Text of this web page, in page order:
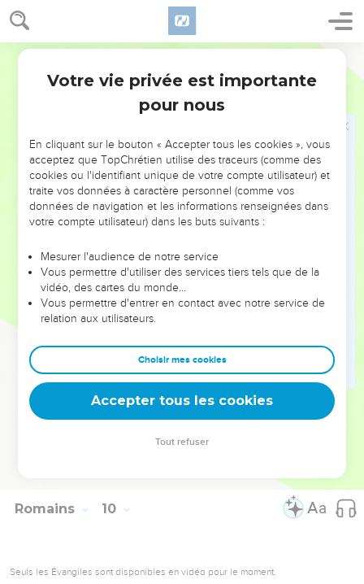
Romains 9
ἀριθμὸς τῶν υἱῶν Ἰσραὴλ ὡς ἡ ἄμμος τῆς θαλάσσης,
τὸ ὑπόλειμμα σωθήσεται·
28
ἐπὶ τῆς γῆς.
καὶ καθὼς προείρηκεν Ἠσαΐας· Εἰ μὴ κύριος
ἐγενήθημεν καὶ ὡς Γόμορρα ἂν ὡμοιώθημεν.
Israël et le salut par la foi
Τί οὖν ἐροῦμεν; ὅτι ἔθνη τὰ μὴ διώκοντα
δικαιοσύνην κατέλαβεν δικαιοσύνην, δικαιοσύνην δὲ
τὴν ἐκ πίστεως·
Ἰσραὴλ δὲ διώκων νόμον δικαιοσύνης εἰς νόμον οὐκ
ἔφθασεν.
διὰ τί; ὅτι οὐκ ἐκ πίστεως ἀλλ’ ὡς ἐξ ἔργων·
καθὼς γέγραπται· Ἰδοὺ τίθημι ἐν Σιὼν λίθον
προσκόμματος καὶ πέτραν σκανδάλου, καὶ ὁ
πιστεύων ἐπ’ αὐτῷ οὐ καταισχυνθήσεται.
Hébreu : © Westminster Leningrad Codex - tanach.us --- Grec : © 2010 by the
Romains 10
Seuls les Évangiles sont disponibles en vidéo pour le moment.
Votre vie privée est importante
pour nous
En cliquant sur le bouton « Accepter tous les cookies », vous
acceptez que TopChrétien utilise des traceurs (comme des
cookies ou l'identifiant unique de votre compte utilisateur) et
traite vos données à caractère personnel (comme vos
données de navigation et les informations renseignées dans
votre compte utilisateur) dans les buts suivants :
Mesurer l'audience de notre service
Vous permettre d'utiliser des services tiers tels que de la
vidéo, des cartes du monde…
Vous permettre d'entrer en contact avec notre service de
relation aux utilisateurs.
Choisir mes cookies
Accepter tous les cookies
Tout refuser